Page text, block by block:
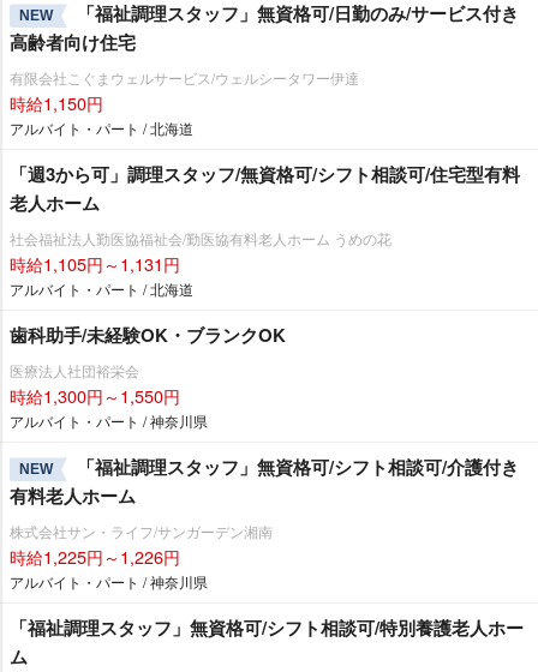
NEW
「福祉調理スタッフ」無資格可/日勤のみ/サービス付き
高齢者向け住宅
有限会社こぐまウェルサービス/ウェルシータワー伊達
時給1,150円
アルバイト・パート / 北海道
「週3から可」調理スタッフ/無資格可/シフト相談可/住宅型有料
老人ホーム
社会福祉法人勤医協福祉会/勤医協有料老人ホーム うめの花
時給1,105円～1,131円
アルバイト・パート / 北海道
歯科助手/未経験OK・ブランクOK
医療法人社団裕栄会
時給1,300円～1,550円
アルバイト・パート / 神奈川県
NEW
「福祉調理スタッフ」無資格可/シフト相談可/介護付き
有料老人ホーム
株式会社サン・ライフ/サンガーデン湘南
時給1,225円～1,226円
アルバイト・パート / 神奈川県
「福祉調理スタッフ」無資格可/シフト相談可/特別養護老人ホー
ム